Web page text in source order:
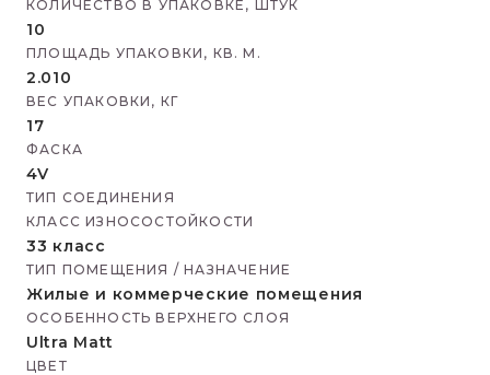
КОЛИЧЕСТВО В УПАКОВКЕ, ШТУК
10
ПЛОЩАДЬ УПАКОВКИ, КВ. М.
2.010
ВЕС УПАКОВКИ, КГ
17
ФАСКА
4V
ТИП СОЕДИНЕНИЯ
КЛАСС ИЗНОСОСТОЙКОСТИ
33 класс
ТИП ПОМЕЩЕНИЯ / НАЗНАЧЕНИЕ
Жилые и коммерческие помещения
ОСОБЕННОСТЬ ВЕРХНЕГО СЛОЯ
Ultra Matt
ЦВЕТ